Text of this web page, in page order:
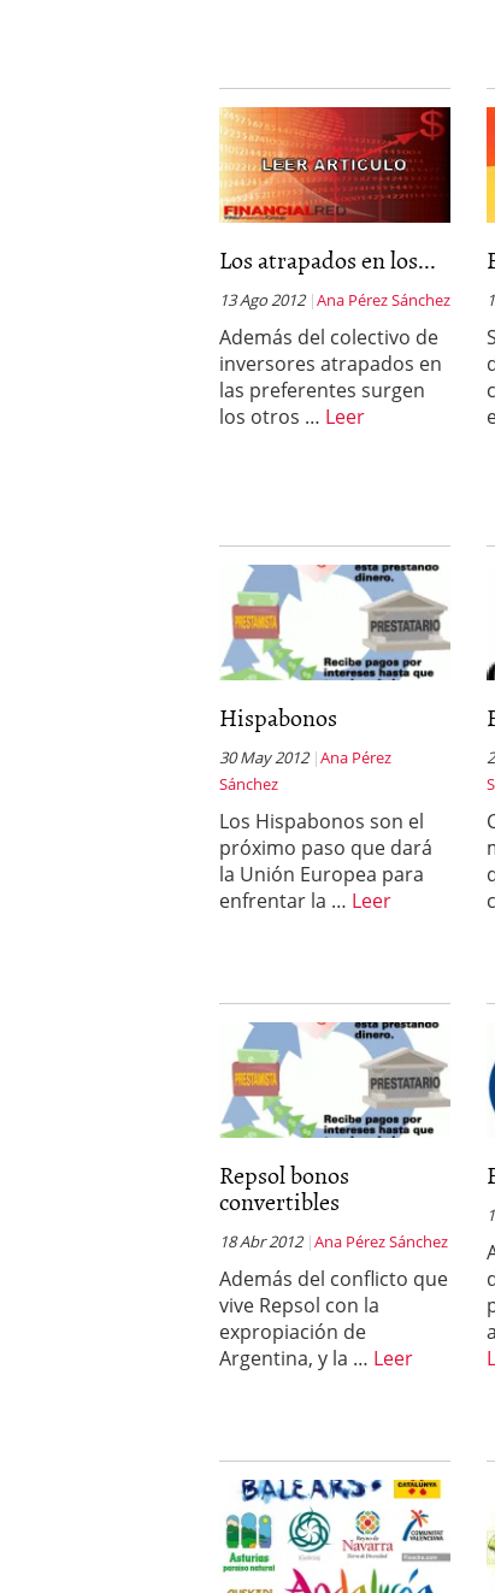
Los atrapados en los...
13 Ago 2012 Ana Pérez Sánchez
Además del colectivo de
inversores atrapados en
las preferentes surgen
los otros … Leer
Hispabonos
30 May 2012 Ana Pérez
Sánchez
Los Hispabonos son el
próximo paso que dará
la Unión Europea para
enfrentar la … Leer
Repsol bonos
convertibles
18 Abr 2012 Ana Pérez Sánchez
Además del conflicto que
vive Repsol con la
expropiación de
Argentina, y la … Leer